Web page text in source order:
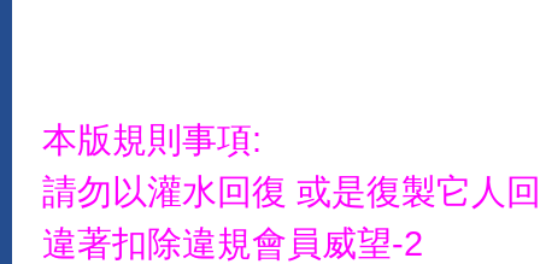
本版規則事項:
請勿以灌水回復 或是復製它人
違著扣除違規會員威望-2